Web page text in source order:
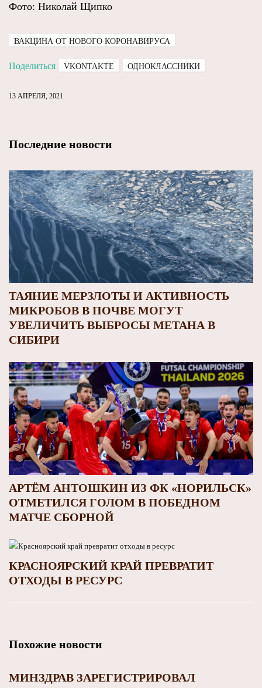
Фото: Николай Щипко
ВАКЦИНА ОТ НОВОГО КОРОНАВИРУСА
Поделиться VKONTAKTE ОДНОКЛАССНИКИ
13 АПРЕЛЯ, 2021
Последние новости
ТАЯНИЕ МЕРЗЛОТЫ И АКТИВНОСТЬ
МИКРОБОВ В ПОЧВЕ МОГУТ
УВЕЛИЧИТЬ ВЫБРОСЫ МЕТАНА В
СИБИРИ
АРТЁМ АНТОШКИН ИЗ ФК «НОРИЛЬСК»
ОТМЕТИЛСЯ ГОЛОМ В ПОБЕДНОМ
МАТЧЕ СБОРНОЙ
КРАСНОЯРСКИЙ КРАЙ ПРЕВРАТИТ
ОТХОДЫ В РЕСУРС
Похожие новости
МИНЗДРАВ ЗАРЕГИСТРИРОВАЛ